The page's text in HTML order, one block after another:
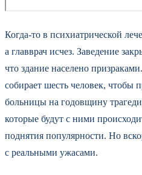
Когда-то в психиатрической
а главврач исчез. Заведение
что здание населено
собирает шесть человек, чтобы
больницы на годовщину
которые будут с ними
поднятия популярности. Но
с реальными ужасами.